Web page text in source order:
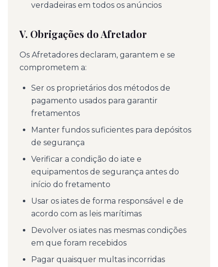
verdadeiras em todos os anúncios
V. Obrigações do Afretador
Os Afretadores declaram, garantem e se
comprometem a:
Ser os proprietários dos métodos de
pagamento usados para garantir
fretamentos
Manter fundos suficientes para depósitos
de segurança
Verificar a condição do iate e
equipamentos de segurança antes do
início do fretamento
Usar os iates de forma responsável e de
acordo com as leis marítimas
Devolver os iates nas mesmas condições
em que foram recebidos
Pagar quaisquer multas incorridas